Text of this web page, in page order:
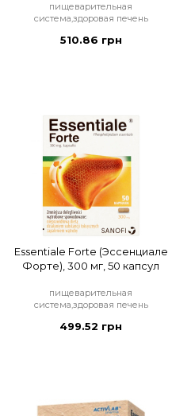
пищеварительная
система,здоровая печень
510.86 грн
Essentiale Forte (Эссенциале
Форте), 300 мг, 50 капсул
пищеварительная
система,здоровая печень
499.52 грн